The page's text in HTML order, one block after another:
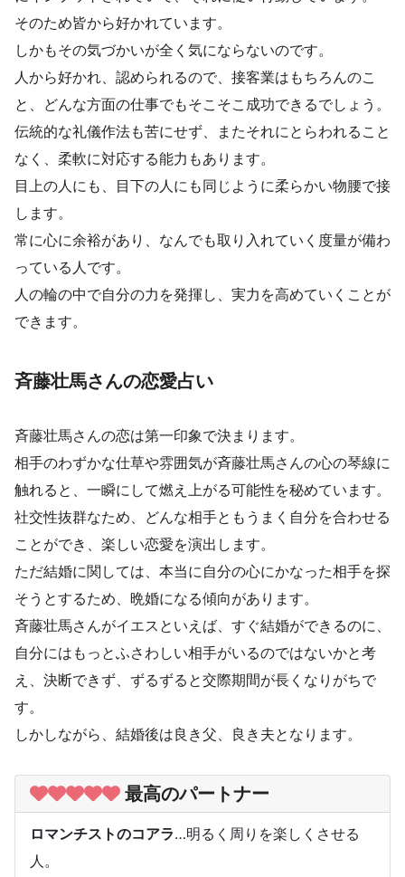
そのため皆から好かれています。
しかもその気づかいが全く気にならないのです。
人から好かれ、認められるので、接客業はもちろんのこ
と、どんな方面の仕事でもそこそこ成功できるでしょう。
伝統的な礼儀作法も苦にせず、またそれにとらわれること
なく、柔軟に対応する能力もあります。
目上の人にも、目下の人にも同じように柔らかい物腰で接
します。
常に心に余裕があり、なんでも取り入れていく度量が備わ
っている人です。
人の輪の中で自分の力を発揮し、実力を高めていくことが
できます。
斉藤壮馬さんの恋愛占い
斉藤壮馬さんの恋は第一印象で決まります。
相手のわずかな仕草や雰囲気が斉藤壮馬さんの心の琴線に
触れると、一瞬にして燃え上がる可能性を秘めています。
社交性抜群なため、どんな相手ともうまく自分を合わせる
ことができ、楽しい恋愛を演出します。
ただ結婚に関しては、本当に自分の心にかなった相手を探
そうとするため、晩婚になる傾向があります。
斉藤壮馬さんがイエスといえば、すぐ結婚ができるのに、
自分にはもっとふさわしい相手がいるのではないかと考
え、決断できず、ずるずると交際期間が長くなりがちで
す。
しかしながら、結婚後は良き父、良き夫となります。
最高のパートナー
ロマンチストのコアラ…明るく周りを楽しくさせる
人。